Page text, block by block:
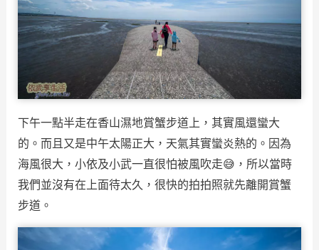
下午一點半走在香山濕地賞蟹步道上，其實風還蠻大
的。而且又是中午太陽正大，天氣其實蠻炎熱的。因為
海風很大，小依及小武一直很怕被風吹走😅，所以當時
我們並沒有在上面待太久，很快的拍拍照就先離開賞蟹
步道。